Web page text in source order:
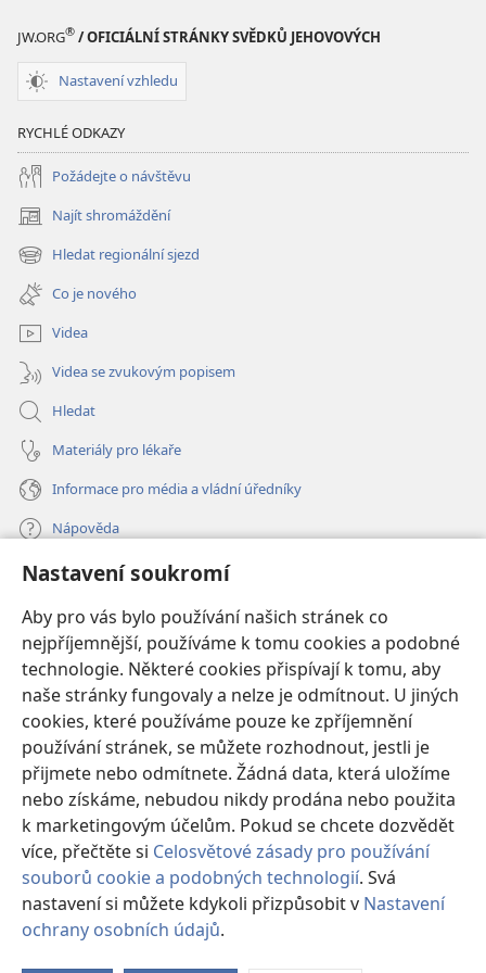
Nastavení soukromí
Aby pro vás bylo používání našich stránek co
nejpříjemnější, používáme k tomu cookies a podobné
technologie. Některé cookies přispívají k tomu, aby
naše stránky fungovaly a nelze je odmítnout. U jiných
cookies, které používáme pouze ke zpříjemnění
používání stránek, se můžete rozhodnout, jestli je
přijmete nebo odmítnete. Žádná data, která uložíme
nebo získáme, nebudou nikdy prodána nebo použita
k marketingovým účelům. Pokud se chcete dozvědět
více, přečtěte si Celosvětové zásady pro používání
souborů cookie a podobných technologií. Svá
nastavení si můžete kdykoli přizpůsobit v Nastavení
ochrany osobních údajů.
Bible
JW.ORG® / OFICIÁLNÍ STRÁNKY SVĚDKŮ JEHOVOVÝCH
Nastavení vzhledu
RYCHLÉ ODKAZY
Požádejte o návštěvu
Najít shromáždění
(otevřeno
nové
okno)
Hledat regionální sjezd
(otevřeno
nové
okno)
Co je nového
Videa
Videa se zvukovým popisem
Hledat
Materiály pro lékaře
Informace pro média a vládní úředníky
Nápověda
Dary
nové
okno) ONLINE KNIHOVNA Strážné věže
(otevřeno
nové
okno)JW Hub®
(otevřeno
nové
okno)JW Library
Watchtower Library
Copyright© 2026 Watch Tower Bible and Tract Society of Pennsylvania.
PODMÍNKY POUŽITÍ|OCHRANA SOUKROMÍ
SOUKROMÍ